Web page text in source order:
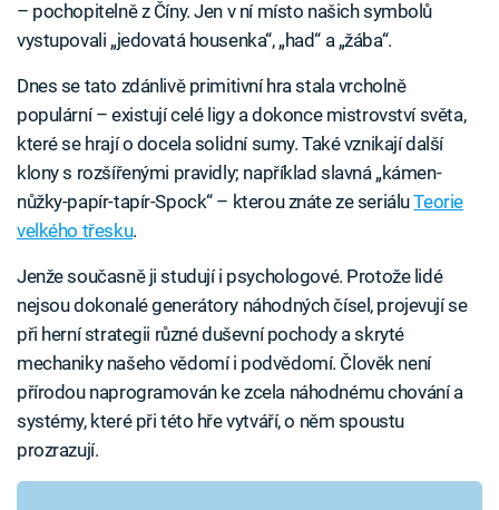
– pochopitelně z Číny. Jen v ní místo našich symbolů
vystupovali „jedovatá housenka“, „had“ a „žába“.
Dnes se tato zdánlivě primitivní hra stala vrcholně
populární – existují celé ligy a dokonce mistrovství světa,
které se hrají o docela solidní sumy. Také vznikají další
klony s rozšířenými pravidly; například slavná „kámen-
nůžky-papír-tapír-Spock“ – kterou znáte ze seriáluTeorie
velkého třesku.
Jenže současně ji studují i psychologové. Protože lidé
nejsou dokonalé generátory náhodných čísel, projevují se
při herní strategii různé duševní pochody a skryté
mechaniky našeho vědomí i podvědomí. Člověk není
přírodou naprogramován ke zcela náhodnému chování a
systémy, které při této hře vytváří, o něm spoustu
prozrazují.